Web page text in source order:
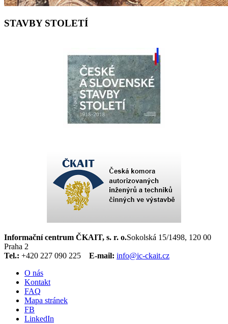
STAVBY STOLETÍ
Informační centrum ČKAIT, s. r. o.Sokolská 15/1498, 120 00
Praha 2
Tel.: +420 227 090 225 E-mail: info@ic-ckait.cz
O nás
Kontakt
FAQ
Mapa stránek
FB
LinkedIn